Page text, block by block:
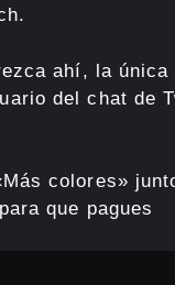
ahí, la única
del chat de
colores»
que pagues